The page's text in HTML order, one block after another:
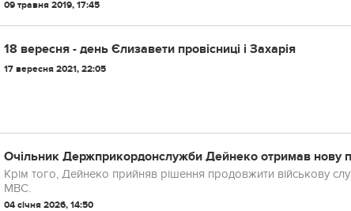
09 травня 2019, 17:45
18 вересня - день Єлизавети провісниці і Захарія
17 вересня 2021, 22:05
Очільник Держприкордонслужби Дейнеко отримав нову
Крім того, Дейнеко прийняв рішення продовжити військову
МВС.
04 січня 2026, 14:50